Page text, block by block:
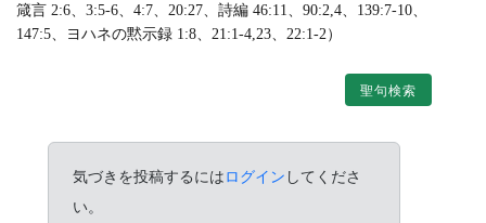
箴言 2:6、3:5-6、4:7、20:27、詩編 46:11、90:2,4、139:7-10、
147:5、ヨハネの黙示録 1:8、21:1-4,23、22:1-2）
聖句検索
気づきを投稿するにはログイン してくださ
い。